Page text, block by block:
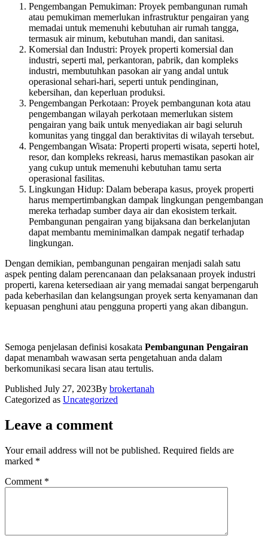
Pengembangan Pemukiman: Proyek pembangunan rumah
atau pemukiman memerlukan infrastruktur pengairan yang
memadai untuk memenuhi kebutuhan air rumah tangga,
termasuk air minum, kebutuhan mandi, dan sanitasi.
Komersial dan Industri: Proyek properti komersial dan
industri, seperti mal, perkantoran, pabrik, dan kompleks
industri, membutuhkan pasokan air yang andal untuk
operasional sehari-hari, seperti untuk pendinginan,
kebersihan, dan keperluan produksi.
Pengembangan Perkotaan: Proyek pembangunan kota atau
pengembangan wilayah perkotaan memerlukan sistem
pengairan yang baik untuk menyediakan air bagi seluruh
komunitas yang tinggal dan beraktivitas di wilayah tersebut.
Pengembangan Wisata: Properti properti wisata, seperti hotel,
resor, dan kompleks rekreasi, harus memastikan pasokan air
yang cukup untuk memenuhi kebutuhan tamu serta
operasional fasilitas.
Lingkungan Hidup: Dalam beberapa kasus, proyek properti
harus mempertimbangkan dampak lingkungan pengembangan
mereka terhadap sumber daya air dan ekosistem terkait.
Pembangunan pengairan yang bijaksana dan berkelanjutan
dapat membantu meminimalkan dampak negatif terhadap
lingkungan.
Dengan demikian, pembangunan pengairan menjadi salah satu
aspek penting dalam perencanaan dan pelaksanaan proyek industri
properti, karena ketersediaan air yang memadai sangat berpengaruh
pada keberhasilan dan kelangsungan proyek serta kenyamanan dan
kepuasan penghuni atau pengguna properti yang akan dibangun.
Semoga penjelasan definisi kosakata Pembangunan Pengairan
dapat menambah wawasan serta pengetahuan anda dalam
berkomunikasi secara lisan atau tertulis.
Published July 27, 2023By brokertanah
Categorized as Uncategorized
Leave a comment
Your email address will not be published. Required fields are
marked *
Comment *